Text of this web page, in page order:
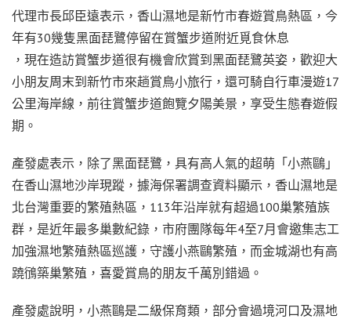
代理市長邱臣遠表示，香山濕地是新竹市春遊賞鳥熱區，今
年有30幾隻黑面琵鷺停留在賞蟹步道附近覓食休息
，現在造訪賞蟹步道很有機會欣賞到黑面琵鷺英姿，歡迎大
小朋友周末到新竹市來趟賞鳥小旅行，還可騎自行車漫遊17
公里海岸線，前往賞蟹步道飽覽夕陽美景，享受生態春遊假
期。
產發處表示，除了黑面琵鷺，具有高人氣的超萌「小燕鷗」
在香山濕地沙岸現蹤，據海保署調查資料顯示，香山濕地是
北台灣重要的繁殖熱區，113年沿岸就有超過100巢繁殖族
群，是近年最多巢數紀錄，市府團隊每年4至7月會邀集志工
加強濕地繁殖熱區巡護，守護小燕鷗繁殖，而金城湖也有高
蹺鴴築巢繁殖，喜愛賞鳥的朋友千萬別錯過。
產發處說明，小燕鷗是二級保育類，部分會過境河口及濕地